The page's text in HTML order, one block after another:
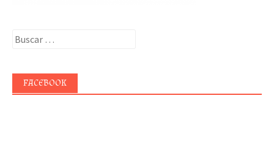
Buscar:
FACEBOOK